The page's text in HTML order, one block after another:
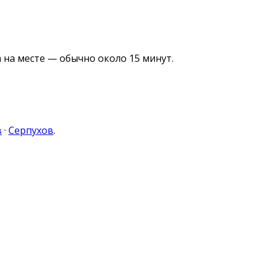
месте — обычно около 15 минут.
· Серпухов.